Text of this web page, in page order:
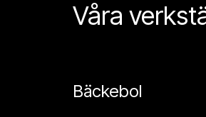
Våra
Bäckebol